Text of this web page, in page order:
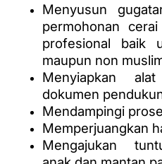
Menyusun
permohonan
profesional baik
maupun non
Menyiapkan
dokumen
Mendampingi
Memperjuangkan
Mengajukan